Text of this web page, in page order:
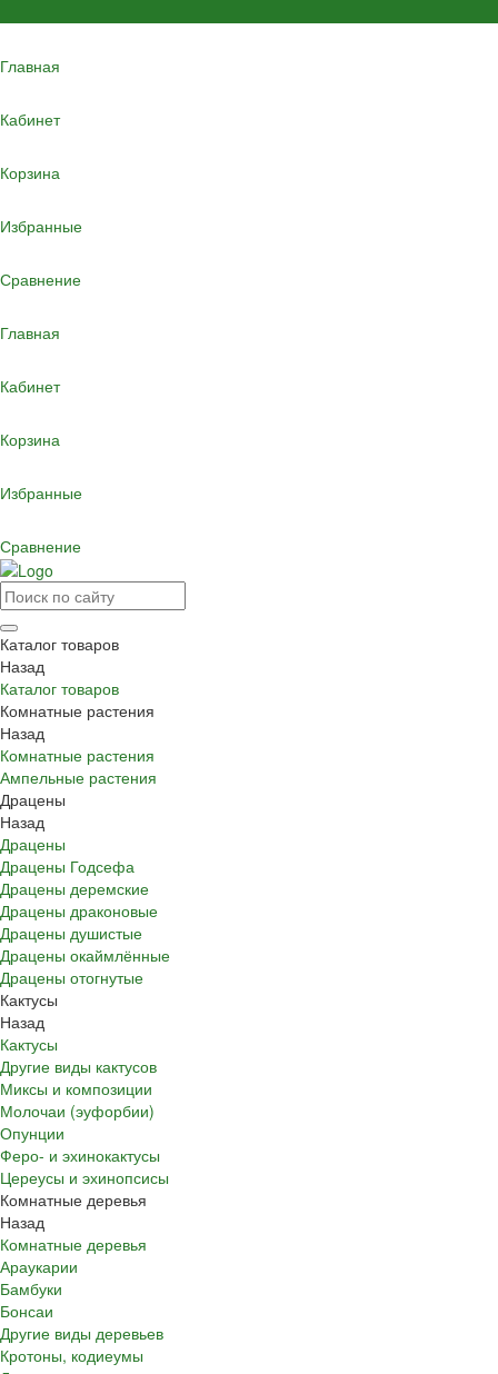
Главная
Кабинет
Корзина
Избранные
Сравнение
Главная
Кабинет
Корзина
Избранные
Сравнение
Каталог товаров
Назад
Каталог товаров
Комнатные растения
Назад
Комнатные растения
Ампельные растения
Драцены
Назад
Драцены
Драцены Годсефа
Драцены деремские
Драцены драконовые
Драцены душистые
Драцены окаймлённые
Драцены отогнутые
Кактусы
Назад
Кактусы
Другие виды кактусов
Миксы и композиции
Молочаи (эуфорбии)
Опунции
Феро- и эхинокактусы
Цереусы и эхинопсисы
Комнатные деревья
Назад
Комнатные деревья
Араукарии
Бамбуки
Бонсаи
Другие виды деревьев
Кротоны, кодиеумы